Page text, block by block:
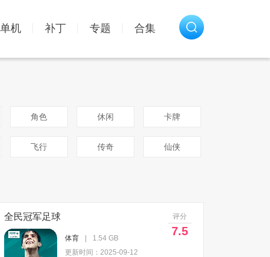
单机 补丁 专题 合集
角色 休闲 卡牌
飞行 传奇 仙侠
全民冠军足球 评分
7.5
体育
1.54 GB
更新时间：2025-09-12